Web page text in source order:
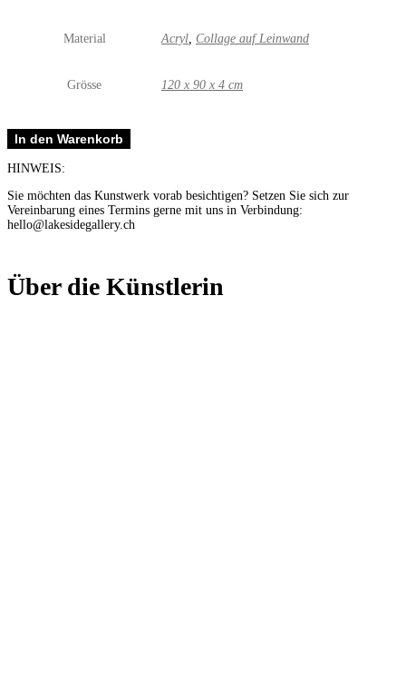
Material Acryl Collage auf Leinwand
Grösse 120 x 90 x 4 cm
PLOP
III
Menge
In den Warenkorb
HINWEIS:
Sie möchten das Kunstwerk vorab besichtigen? Setzen Sie sich zur
Vereinbarung eines Termins gerne mit uns in Verbindung:
hello@lakesidegallery.ch
Über die Künstlerin